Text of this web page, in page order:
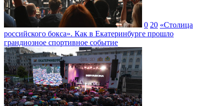
0 20 «Столица
российского бокса». Как в Екатеринбурге прошло
грандиозное спортивное событие